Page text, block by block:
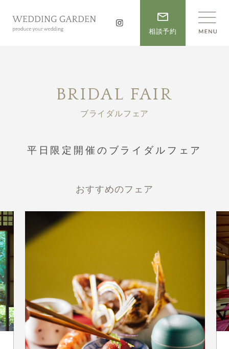
相談予約
BRIDAL FAIR
ブライダルフェア
平日限定開催のブライダルフェア
おすすめのフェア